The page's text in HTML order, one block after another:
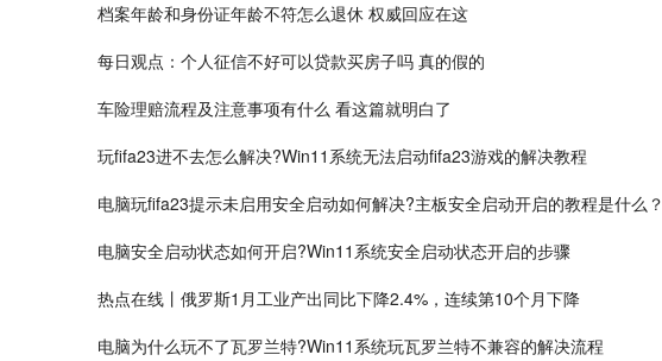
档案年龄和身份证年龄不符怎么退休 权威回应在这
每日观点：个人征信不好可以贷款买房子吗 真的假的
车险理赔流程及注意事项有什么 看这篇就明白了
玩fifa23进不去怎么解决?Win11系统无法启动fifa23游戏的解决教程
电脑玩fifa23提示未启用安全启动如何解决?主板安全启动开启的教程是什么？
电脑安全启动状态如何开启?Win11系统安全启动状态开启的步骤
热点在线丨俄罗斯1月工业产出同比下降2.4%，连续第10个月下降
电脑为什么玩不了瓦罗兰特?Win11系统玩瓦罗兰特不兼容的解决流程